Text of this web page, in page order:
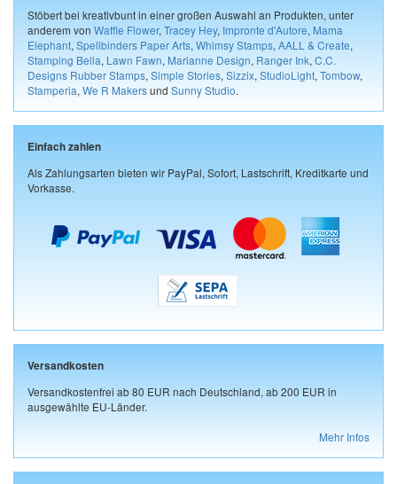
Stöbert bei kreativbunt in einer großen Auswahl an Produkten, unter
anderem von Waffle Flower, Tracey Hey, Impronte d'Autore, Mama
Elephant, Spellbinders Paper Arts, Whimsy Stamps, AALL & Create,
Stamping Bella, Lawn Fawn, Marianne Design, Ranger Ink, C.C.
Designs Rubber Stamps, Simple Stories, Sizzix, StudioLight, Tombow,
Stamperia, We R Makersund Sunny Studio.
Einfach zahlen
Als Zahlungsarten bieten wir PayPal, Sofort, Lastschrift, Kreditkarte und
Vorkasse.
Versandkosten
Versandkostenfrei ab 80 EUR nach Deutschland, ab 200 EUR in
ausgewählte EU-Länder.
Mehr Infos